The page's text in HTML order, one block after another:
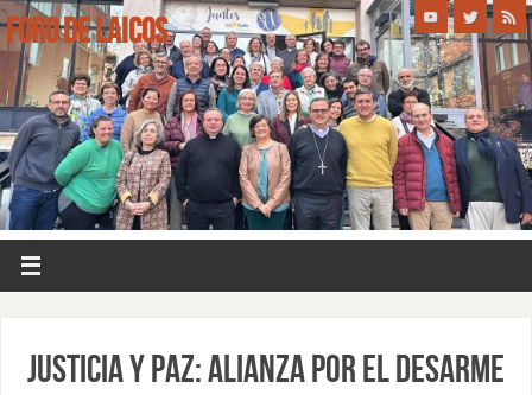
FORO DE LAICOS
JUSTICIA Y PAZ: ALIANZA POR EL DESARME